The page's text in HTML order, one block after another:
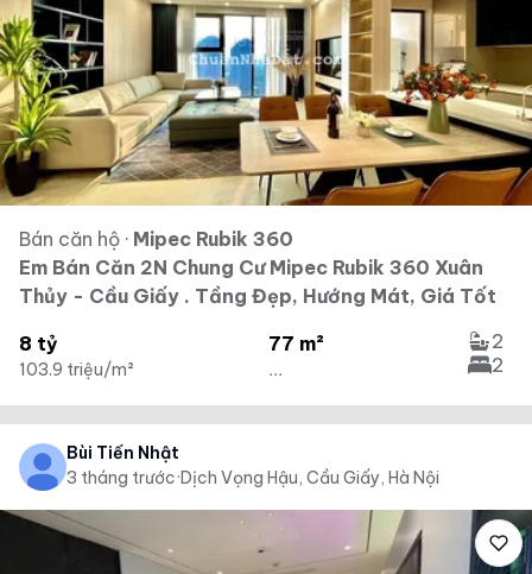
Bán căn hộ · Mipec Rubik 360
Em Bán Căn 2N Chung Cư Mipec Rubik 360 Xuân
Thủy - Cầu Giấy . Tầng Đẹp, Hướng Mát, Giá Tốt
8 tỷ
103.9 triệu/m²
77 m²
...
2
2
Bùi Tiến Nhật
3 tháng trước·Dịch Vọng Hậu, Cầu Giấy, Hà Nội